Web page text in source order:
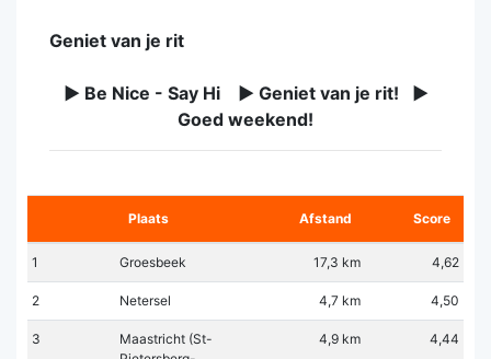
Geniet van je rit
► Be Nice - Say Hi ► Geniet van je rit! ►
Goed weekend!
Plaats Afstand Score
1 Groesbeek 17,3 km 4,62
2 Netersel 4,7 km 4,50
3
Maastricht (St-
4,9 km 4,44